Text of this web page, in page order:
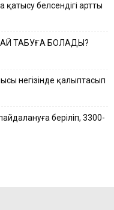
белсендігі артты
ТАБУҒА БОЛАДЫ?
негізінде қалыптасып
беріліп, 3300-